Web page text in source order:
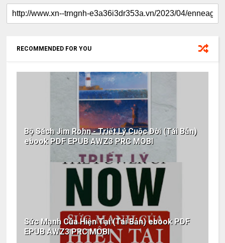
RECOMMENDED FOR YOU
Bộ Sách Jim Rohn - Triết Lý Cuộc Đời (Tái Bản)
ebook PDF EPUB AWZ3 PRC MOBI
Sức Mạnh Của Hiện Tại (Tái Bản) ebook PDF
EPUB AWZ3 PRC MOBI